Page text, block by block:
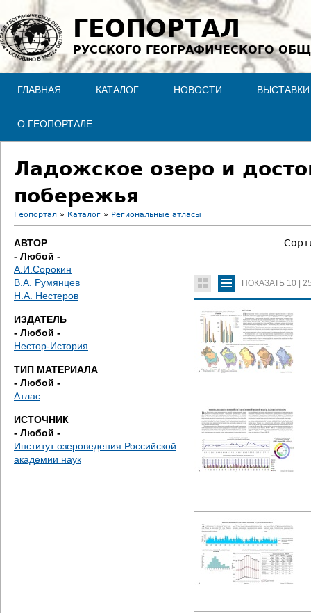
Jump to navigation
ГЕОПОРТАЛ
РУССКОГО ГЕОГРАФИЧЕСКОГО
ГЛАВНАЯ КАТАЛОГ НОВОСТИ ВЫСТАВКИ
О ГЕОПОРТАЛЕ
Ладожское озеро и
побережья
В
ы
з
д
е
с
ь
Геопортал » Каталог » Региональные атласы
АВТОР
- Любой -
А.И.Сорокин
В.А. Румянцев
Н.А. Нестеров
ИЗДАТЕЛЬ
- Любой -
Нестор-История
ТИП МАТЕРИАЛА
- Любой -
Атлас
ИСТОЧНИК
- Любой -
Институт озероведения Российской
академии наук
ПОКАЗАТЬ 10